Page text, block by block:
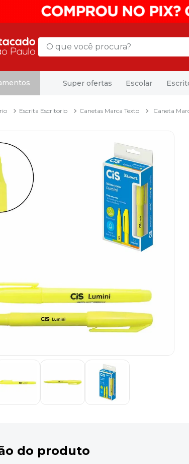
O que você procura?
Super ofertas Escolar
Escrita Escritorio Canetas Marca Texto Caneta
do produto